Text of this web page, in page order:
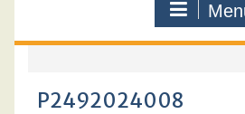
P2492024008